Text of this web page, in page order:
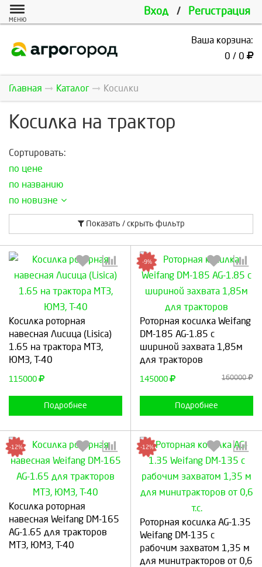
Вход / Регистрация
МЕНЮ
Ваша корзина:
0 / 0
Главная Каталог Косилки
Косилка на трактор
Сортировать:
по цене
по названию
по новизне
Показать / скрыть фильтр
Косилка роторная
навесная Лисица (Lisica)
1.65 на трактора МТЗ,
ЮМЗ, Т-40
115000
Подробнее
Выберите количество:
Продолжить
Роторная косилка Weifang
DM-185 AG-1.85 с
шириной захвата 1,85м
для тракторов
-9%
145000 160000
Подробнее
Выберите количество:
Продолжить
Косилка роторная
навесная Weifang DM-165
AG-1.65 для тракторов
МТЗ, ЮМЗ, Т-40
-12%
Выберите количество:
Роторная косилка AG-1.35
Weifang DM-135 с
рабочим захватом 1,35 м
для минитракторов от 0,6
-12%
Выберите количество:
Продолжить Отмена